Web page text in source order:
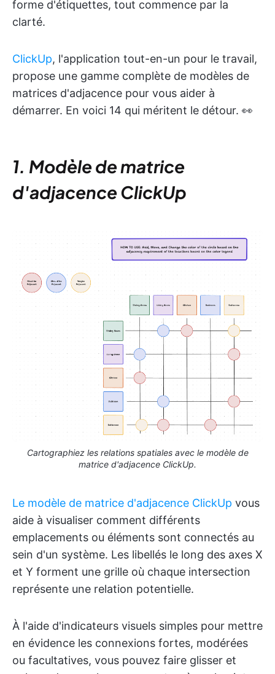
forme d'étiquettes, tout commence par la
clarté.
ClickUp, l'application tout-en-un pour le travail,
propose une gamme complète de modèles de
matrices d'adjacence pour vous aider à
démarrer. En voici 14 qui méritent le détour. 👀
1. Modèle de matrice
d'adjacence ClickUp
Cartographiez les relations spatiales avec le modèle de
matrice d'adjacence ClickUp.
Le modèle de matrice d'adjacence ClickUp vous
aide à visualiser comment différents
emplacements ou éléments sont connectés au
sein d'un système. Les libellés le long des axes X
et Y forment une grille où chaque intersection
représente une relation potentielle.
À l'aide d'indicateurs visuels simples pour mettre
en évidence les connexions fortes, modérées
ou facultatives, vous pouvez faire glisser et